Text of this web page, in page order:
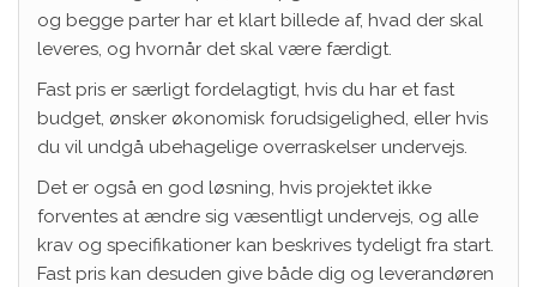
og begge parter har et klart billede af, hvad der skal
leveres, og hvornår det skal være færdigt.
Fast pris er særligt fordelagtigt, hvis du har et fast
budget, ønsker økonomisk forudsigelighed, eller hvis
du vil undgå ubehagelige overraskelser undervejs.
Det er også en god løsning, hvis projektet ikke
forventes at ændre sig væsentligt undervejs, og alle
krav og specifikationer kan beskrives tydeligt fra start.
Fast pris kan desuden give både dig og leverandøren